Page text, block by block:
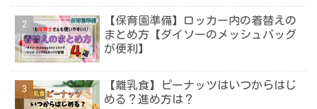
【保育園準備】ロッカー内の着替えの
まとめ方【ダイソーのメッシュバッグ
が便利】
【離乳食】ピーナッツはいつからはじ
める？進め方は？